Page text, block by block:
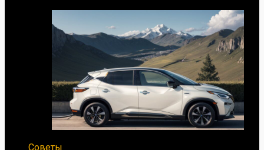
Советы